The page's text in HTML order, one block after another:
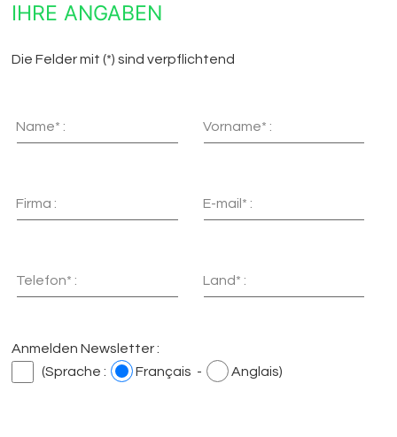
IHRE ANGABEN
Die Felder mit (*) sind verpflichtend
Name* : Vorname* :
Firma : E-mail* :
Telefon* : Land* :
Anmelden Newsletter :
(Sprache :
Français - Anglais)